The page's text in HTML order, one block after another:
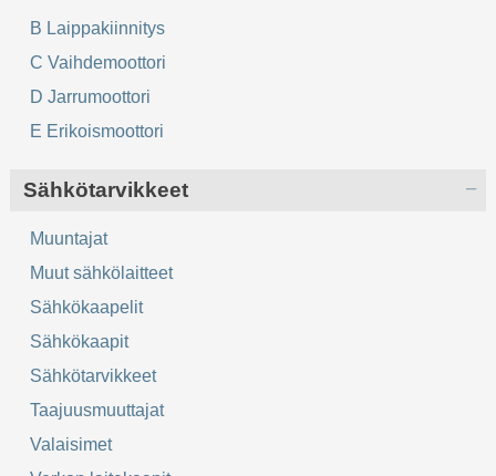
B Laippakiinnitys
C Vaihdemoottori
D Jarrumoottori
E Erikoismoottori
Sähkötarvikkeet
Muuntajat
Muut sähkölaitteet
Sähkökaapelit
Sähkökaapit
Sähkötarvikkeet
Taajuusmuuttajat
Valaisimet